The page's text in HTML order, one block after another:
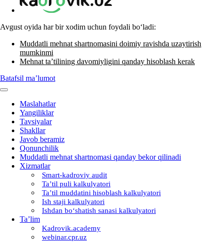
Avgust oyida har bir хodim uchun foydali boʻladi:
Muddatli mehnat shartnomasini doimiy ravishda uzaytirish
mumkinmi
Mehnat ta’tilining davomiyligini qanday hisoblash kerak
Batafsil ma’lumot
Maslahatlar
Yangiliklar
Tavsiyalar
Shakllar
Javob beramiz
Qonunchilik
Muddatli mehnat shartnomasi qanday bekor qilinadi
Xizmatlar
Smart-kadroviy audit
Ta’til puli kalkulyatori
Ta’til muddatini hisoblash kalkulyatori
Ish staji kalkulyatori
Ishdan boʻshatish sanasi kalkulyatori
Ta’lim
Kadrovik.academy
webinar.cpr.uz